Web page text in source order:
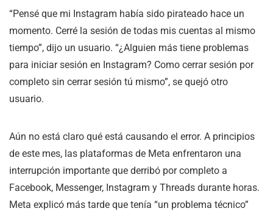
“Pensé que mi Instagram había sido pirateado hace un
momento. Cerré la sesión de todas mis cuentas al mismo
tiempo”, dijo un usuario. “¿Alguien más tiene problemas
para iniciar sesión en Instagram? Como cerrar sesión por
completo sin cerrar sesión tú mismo”, se quejó otro
usuario.
Aún no está claro qué está causando el error. A principios
de este mes, las plataformas de Meta enfrentaron una
interrupción importante que derribó por completo a
Facebook, Messenger, Instagram y Threads durante horas.
Meta explicó más tarde que tenía “un problema técnico”